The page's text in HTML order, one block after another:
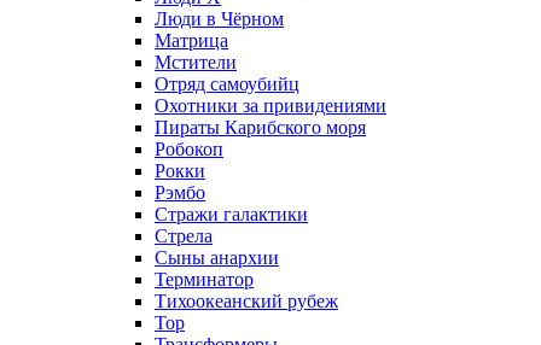
Люди в Чёрном
Матрица
Мстители
Отряд самоубийц
Охотники за привидениями
Пираты Карибского моря
Робокоп
Рокки
Рэмбо
Стражи галактики
Стрела
Сыны анархии
Терминатор
Тихоокеанский рубеж
Тор